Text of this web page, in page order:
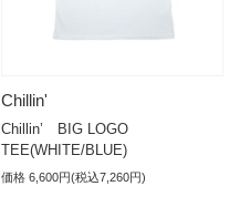
Chillin'
Chillin’ BIG LOGO
TEE(WHITE/BLUE)
価格 6,600円(税込7,260円)